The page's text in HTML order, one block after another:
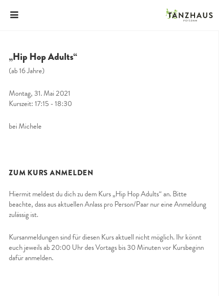
„Hip Hop Adults“
(ab 16 Jahre)
Montag, 31. Mai 2021
Kurszeit: 17:15 - 18:30
bei Michele
ZUM KURS ANMELDEN
Hiermit meldest du dich zu dem Kurs „Hip Hop Adults“ an. Bitte
beachte, dass aus aktuellen Anlass pro Person/Paar nur eine Anmeldung
zulässig ist.
Kursanmeldungen sind für diesen Kurs aktuell nicht möglich. Ihr könnt
euch jeweils ab 20:00 Uhr des Vortags bis 30 Minuten vor Kursbeginn
dafür anmelden.